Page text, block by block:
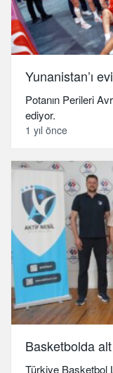
Yunanistan’ı
Potanın Perileri
ediyor.
1 yıl önce
Basketbolda
Türkiye Basketbol